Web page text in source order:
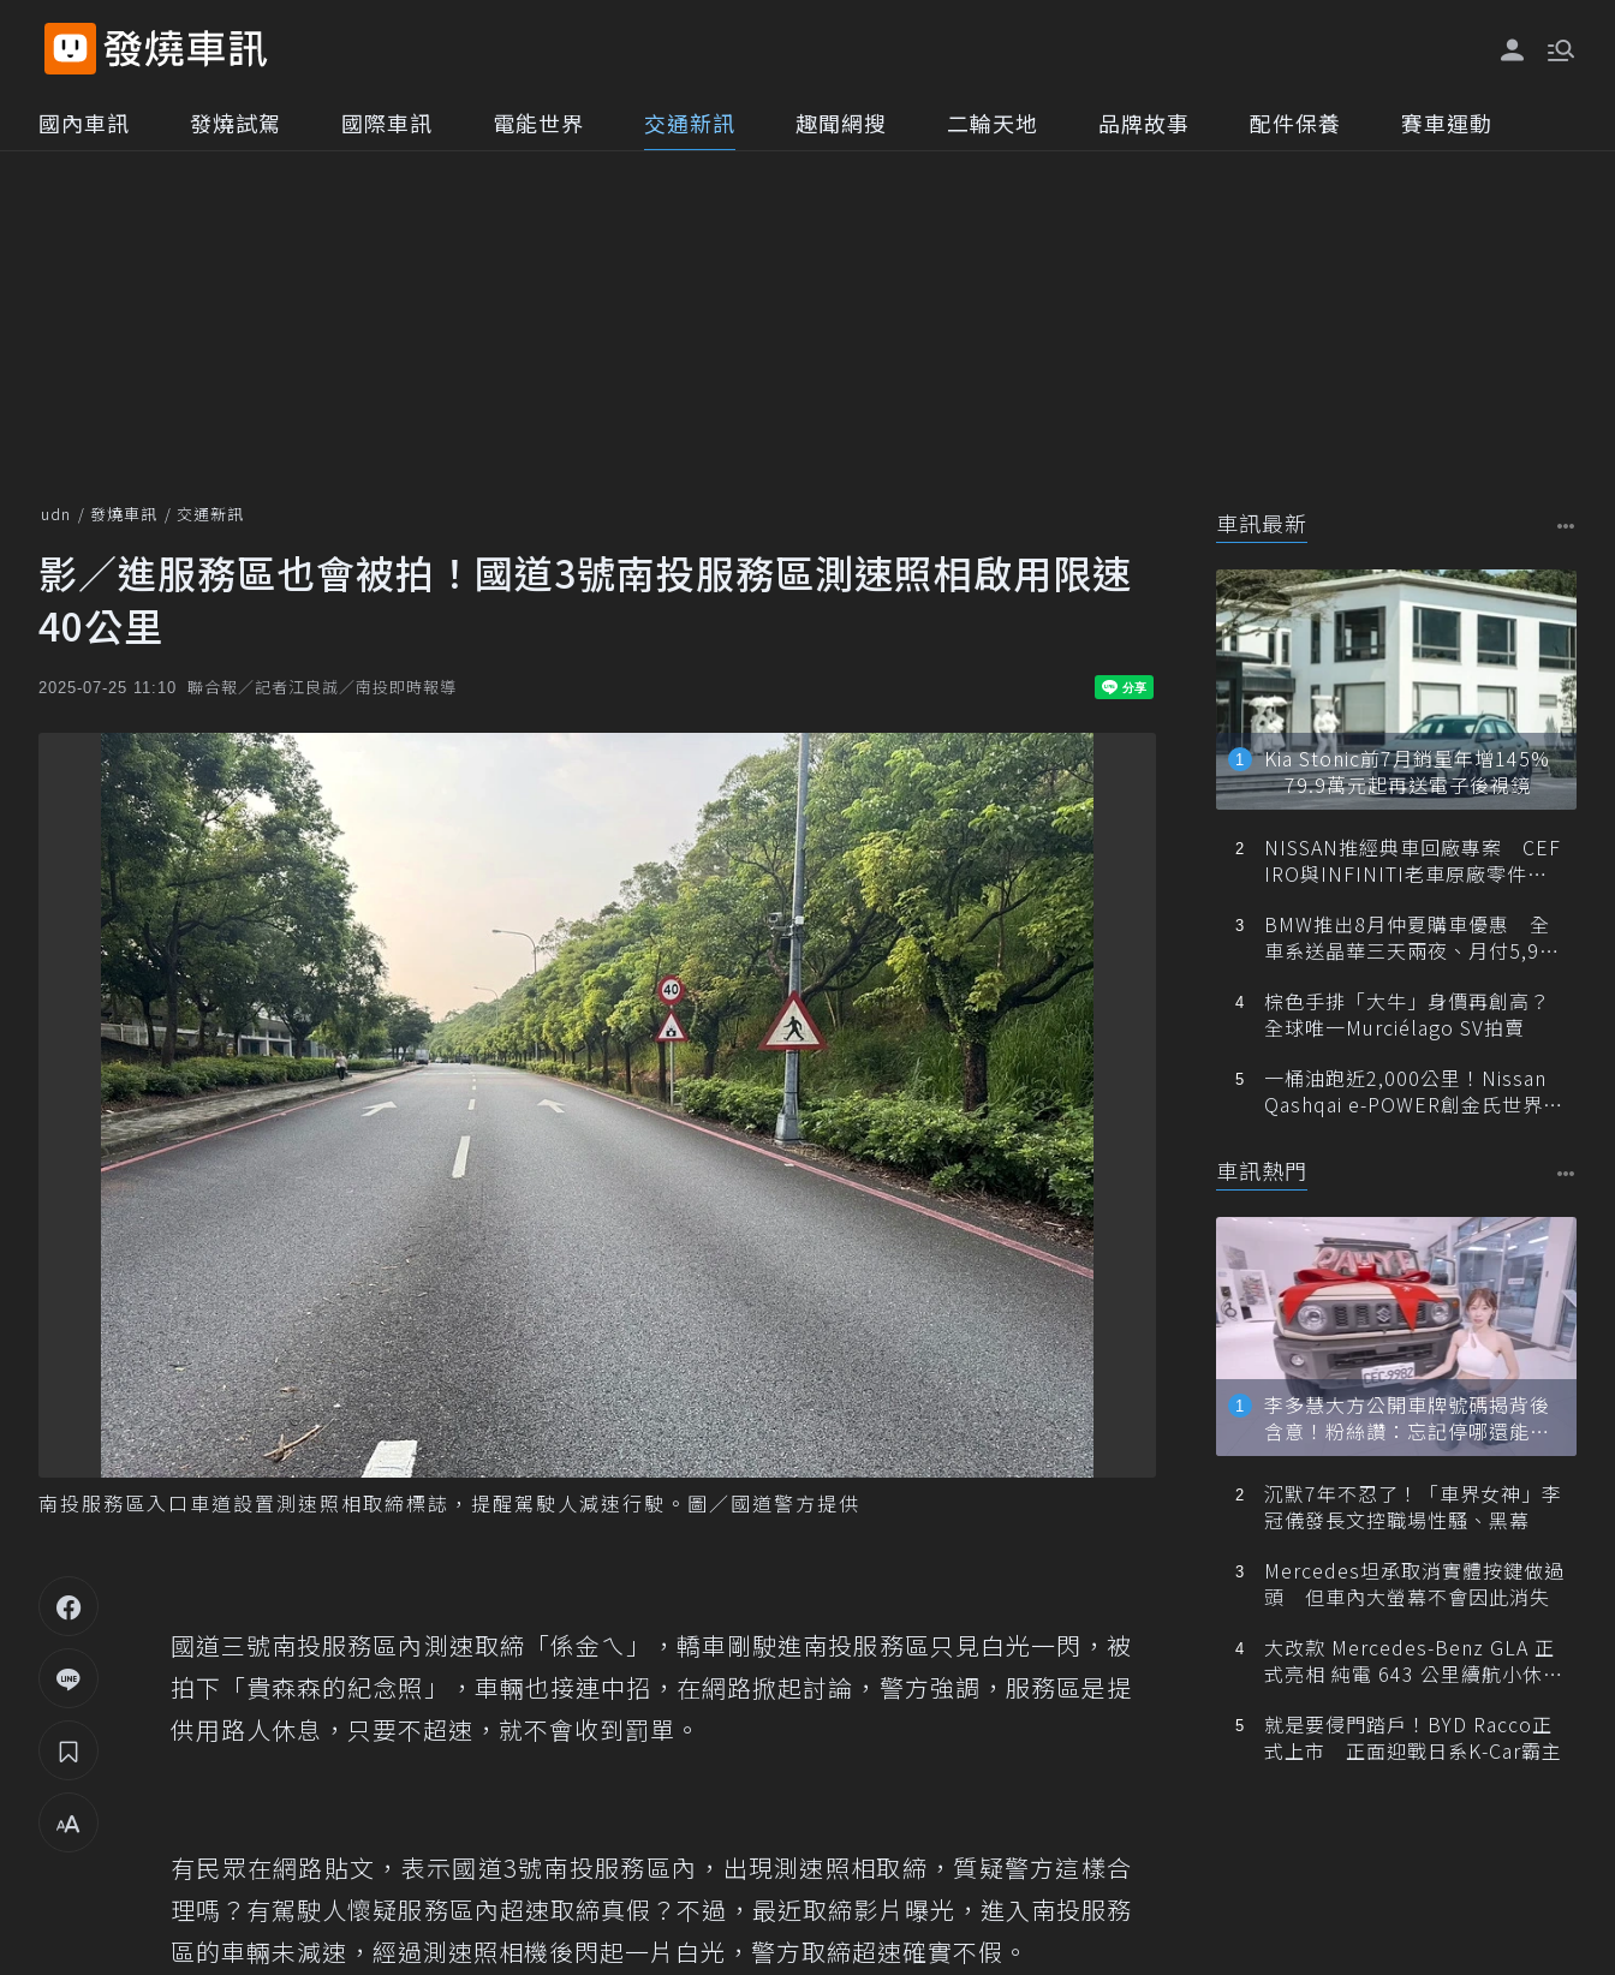
國內車訊 發燒試駕 國際車訊 電能世界 交通新訊 趣聞網搜 二輪天地 品牌故事 配件保養 賽車運動
udn 發燒車訊 交通新訊
影／進服務區也會被拍！國道3號南投服務區測速照相啟用限速
40公里
2025-07-25 11:10 聯合報／記者江良誠／南投即時報導
南投服務區入口車道設置測速照相取締標誌，提醒駕駛人減速行駛。圖／國道警方提供
國道三號南投服務區內測速取締「係金ㄟ」，轎車剛駛進南投服務區只見白光一閃，被
拍下「貴森森的紀念照」，車輛也接連中招，在網路掀起討論，警方強調，服務區是提
供用路人休息，只要不超速，就不會收到罰單。
有民眾在網路貼文，表示國道3號南投服務區內，出現測速照相取締，質疑警方這樣合
理嗎？有駕駛人懷疑服務區內超速取締真假？不過，最近取締影片曝光，進入南投服務
區的車輛未減速，經過測速照相機後閃起一片白光，警方取締超速確實不假。
車訊最新
Kia Stonic前7月銷量年增145%
79.9萬元起再送電子後視鏡
NISSAN推經典車回廠專案 CEF
IRO與INFINITI老車原廠零件最
BMW推出8月仲夏購車優惠 全
車系送晶華三天兩夜、月付5,900
棕色手排「大牛」身價再創高？
全球唯一Murciélago SV拍賣
一桶油跑近2,000公里！Nissan
Qashqai e-POWER創金氏世界紀
車訊熱門
李多慧大方公開車牌號碼揭背後
含意！粉絲讚：忘記停哪還能幫
忙找車
沉默7年不忍了！「車界女神」李
冠儀發長文控職場性騷、黑幕
Mercedes坦承取消實體按鍵做過
頭 但車內大螢幕不會因此消失
大改款 Mercedes-Benz GLA 正
式亮相 純電 643 公里續航小休
就是要侵門踏戶！BYD Racco正
式上市 正面迎戰日系K-Car霸主